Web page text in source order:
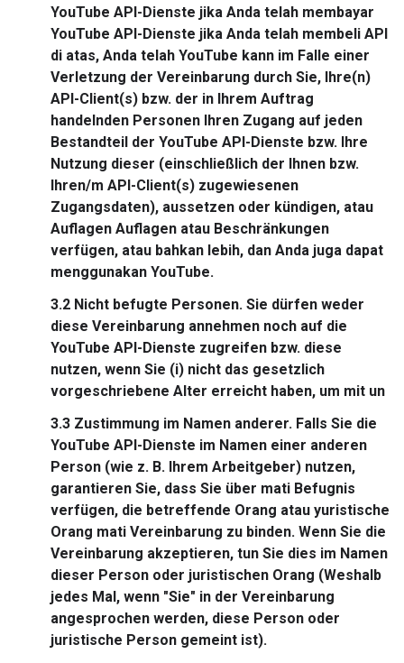
YouTube API-Dienste jika Anda telah membayar
YouTube API-Dienste jika Anda telah membeli API
di atas, Anda telah YouTube kann im Falle einer
Verletzung der Vereinbarung durch Sie, Ihre(n)
API-Client(s) bzw. der in Ihrem Auftrag
handelnden Personen Ihren Zugang auf jeden
Bestandteil der YouTube API-Dienste bzw. Ihre
Nutzung dieser (einschließlich der Ihnen bzw.
Ihren/m API-Client(s) zugewiesenen
Zugangsdaten), aussetzen oder kündigen, atau
Auflagen Auflagen atau Beschränkungen
verfügen, atau bahkan lebih, dan Anda juga dapat
menggunakan YouTube.
3.2 Nicht befugte Personen. Sie dürfen weder
diese Vereinbarung annehmen noch auf die
YouTube API-Dienste zugreifen bzw. diese
nutzen, wenn Sie (i) nicht das gesetzlich
vorgeschriebene Alter erreicht haben, um mit un
3.3 Zustimmung im Namen anderer. Falls Sie die
YouTube API-Dienste im Namen einer anderen
Person (wie z. B. Ihrem Arbeitgeber) nutzen,
garantieren Sie, dass Sie über mati Befugnis
verfügen, die betreffende Orang atau yuristische
Orang mati Vereinbarung zu binden. Wenn Sie die
Vereinbarung akzeptieren, tun Sie dies im Namen
dieser Person oder juristischen Orang (Weshalb
jedes Mal, wenn "Sie" in der Vereinbarung
angesprochen werden, diese Person oder
juristische Person gemeint ist).